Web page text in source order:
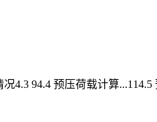
4.3 94.4 预压荷载计算